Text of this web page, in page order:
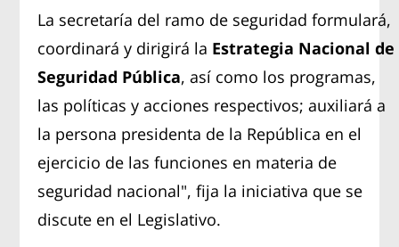
La secretaría del ramo de seguridad formulará,
coordinará y dirigirá la Estrategia Nacional de
Seguridad Pública, así como los programas,
las políticas y acciones respectivos; auxiliará a
la persona presidenta de la República en el
ejercicio de las funciones en materia de
seguridad nacional", fija la iniciativa que se
discute en el Legislativo.